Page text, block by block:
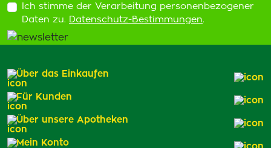
Ich stimme der Verarbeitung personenbezogener
Daten zu. Datenschutz-Bestimmungen.
Über das Einkaufen
Für Kunden
Über unsere Apotheken
Mein Konto